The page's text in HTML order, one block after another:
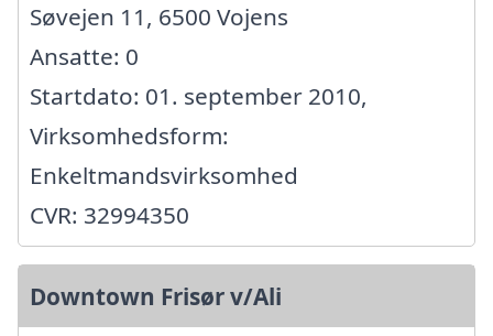
Søvejen 11, 6500 Vojens
Ansatte: 0
Startdato: 01. september 2010,
Virksomhedsform:
Enkeltmandsvirksomhed
CVR: 32994350
Downtown Frisør v/Ali